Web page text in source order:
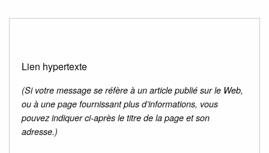
Lien hypertexte
(Si votre message se réfère à un article publié sur le Web,
ou à une page fournissant plus d’informations, vous
pouvez indiquer ci-après le titre de la page et son
adresse.)